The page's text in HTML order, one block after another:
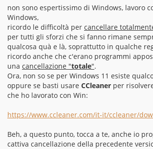
non sono espertissimo di Windows, lavoro
Windows,
ricordo le difficoltà per cancellare
per tutti gli sforzi che si fanno rimane
qualcosa quà e là, soprattutto in qualche
ricordo anche che c'erano programmi
una cancellazione "totale".
Ora, non so se per Windows 11 esiste
oppure se basti usare CCleaner per
che ho lavorato con Win:
https://www.ccleaner.com/it-it/ccleaner/
Beh, a questo punto, tocca a te, anche io
cattiva cancellazione della precedente